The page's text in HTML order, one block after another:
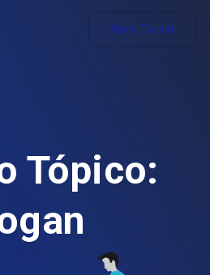
Abrir Ticket
Tópico: